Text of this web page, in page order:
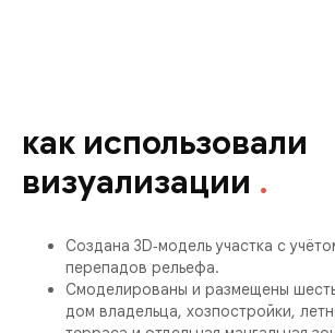
как использовали
визуализации .
Создана 3D‑модель участка с
перепадов рельефа.
Смоделированы и размещены
дом владельца, хозпостройки,